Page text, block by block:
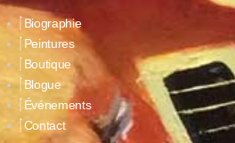
Biographie
Peintures
Boutique
Blogue
Événements
Contact